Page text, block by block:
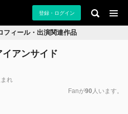
登録・ログイン
フィール・出演関連作品
アンサイド
れ
Fanが90 人います。